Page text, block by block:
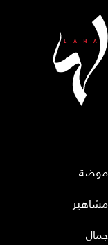
موضة
مشاهير
جمال